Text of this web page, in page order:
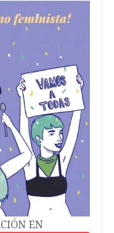
EN